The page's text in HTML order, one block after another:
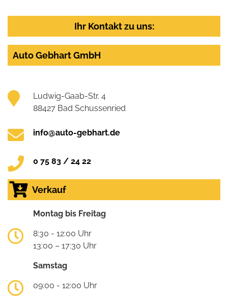
Ihr Kontakt zu uns:
Auto Gebhart GmbH
Ludwig-Gaab-Str. 4
88427 Bad Schussenried
info@auto-gebhart.de
0 75 83 / 24 22
Verkauf
Montag bis Freitag
8:30 - 12:00 Uhr
13:00 – 17:30 Uhr
Samstag
09:00 - 12:00 Uhr